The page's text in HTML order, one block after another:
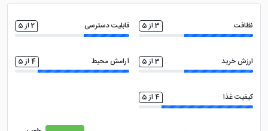
اتاق چمدان بالکن قابل استفاده
نظافت 3 از 5 قابلیت دسترسی 2 از 5
ارزش خرید 3 از 5 آرامش محیط 4 از 5
کیفیت غذا 4 از 5